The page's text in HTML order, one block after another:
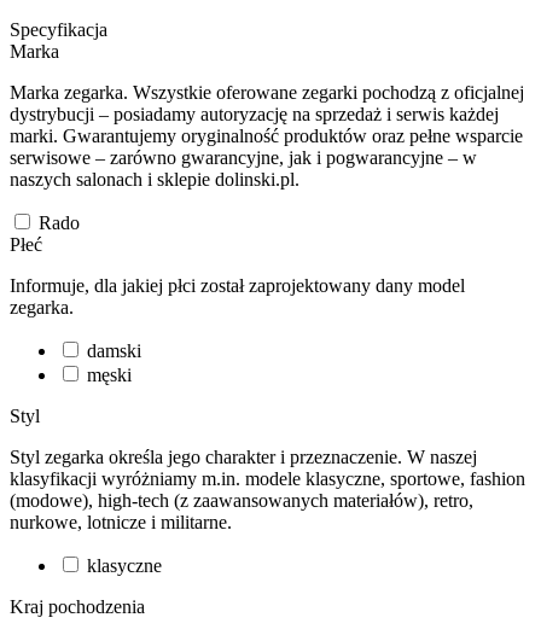
Specyfikacja
Marka
Marka zegarka. Wszystkie oferowane zegarki pochodzą z oficjalnej
dystrybucji – posiadamy autoryzację na sprzedaż i serwis każdej
marki. Gwarantujemy oryginalność produktów oraz pełne wsparcie
serwisowe – zarówno gwarancyjne, jak i pogwarancyjne – w
naszych salonach i sklepie dolinski.pl.
Rado
Płeć
Informuje, dla jakiej płci został zaprojektowany dany model
zegarka.
damski
męski
Styl
Styl zegarka określa jego charakter i przeznaczenie. W naszej
klasyfikacji wyróżniamy m.in. modele klasyczne, sportowe, fashion
(modowe), high-tech (z zaawansowanych materiałów), retro,
nurkowe, lotnicze i militarne.
klasyczne
Kraj pochodzenia